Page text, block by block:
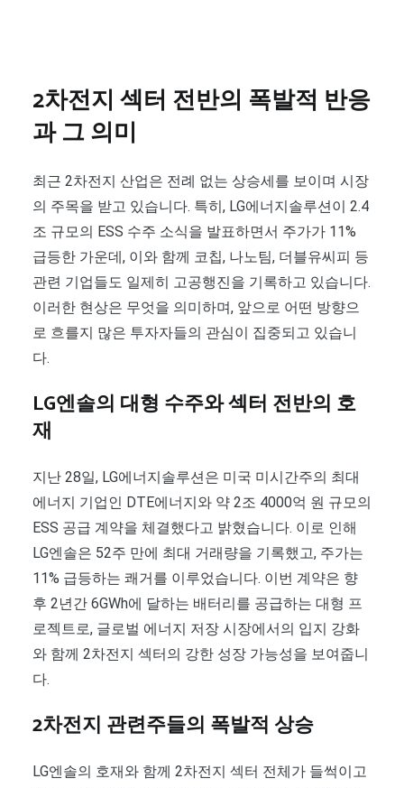
2차전지 섹터 전반의 폭발적 반응
과 그 의미
최근 2차전지 산업은 전례 없는 상승세를 보이며 시장
의 주목을 받고 있습니다. 특히, LG에너지솔루션이 2.4
조 규모의 ESS 수주 소식을 발표하면서 주가가 11%
급등한 가운데, 이와 함께 코칩, 나노팀, 더블유씨피 등
관련 기업들도 일제히 고공행진을 기록하고 있습니다.
이러한 현상은 무엇을 의미하며, 앞으로 어떤 방향으
로 흐를지 많은 투자자들의 관심이 집중되고 있습니
다.
LG엔솔의 대형 수주와 섹터 전반의 호
재
지난 28일, LG에너지솔루션은 미국 미시간주의 최대
에너지 기업인 DTE에너지와 약 2조 4000억 원 규모의
ESS 공급 계약을 체결했다고 밝혔습니다. 이로 인해
LG엔솔은 52주 만에 최대 거래량을 기록했고, 주가는
11% 급등하는 쾌거를 이루었습니다. 이번 계약은 향
후 2년간 6GWh에 달하는 배터리를 공급하는 대형 프
로젝트로, 글로벌 에너지 저장 시장에서의 입지 강화
와 함께 2차전지 섹터의 강한 성장 가능성을 보여줍니
다.
2차전지 관련주들의 폭발적 상승
LG엔솔의 호재와 함께 2차전지 섹터 전체가 들썩이고